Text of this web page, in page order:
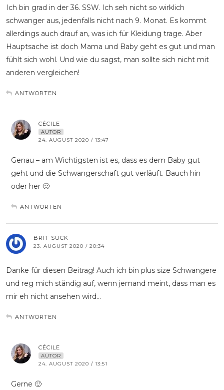
Ich bin grad in der 36. SSW. Ich seh nicht so wirklich
schwanger aus, jedenfalls nicht nach 9. Monat. Es kommt
allerdings auch drauf an, was ich für Kleidung trage. Aber
Hauptsache ist doch Mama und Baby geht es gut und man
fühlt sich wohl. Und wie du sagst, man sollte sich nicht mit
anderen vergleichen!
ANTWORTEN
CÉCILE
AUTOR
24. AUGUST 2020 / 13:47
Genau – am Wichtigsten ist es, dass es dem Baby gut
geht und die Schwangerschaft gut verläuft. Bauch hin
oder her 🙂
ANTWORTEN
BRIT SUCK
23. AUGUST 2020 / 20:34
Danke für diesen Beitrag! Auch ich bin plus size Schwangere
und reg mich ständig auf, wenn jemand meint, dass man es
mir eh nicht ansehen wird…
ANTWORTEN
CÉCILE
AUTOR
24. AUGUST 2020 / 13:51
Gerne 🙂